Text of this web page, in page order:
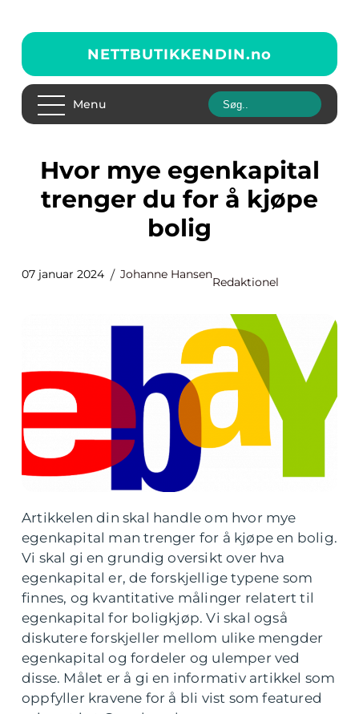
NETTBUTIKKENDIN.no
Menu
Hvor mye egenkapital
trenger du for å kjøpe
bolig
07 januar 2024 Johanne Hansen
Redaktionel
Artikkelen din skal handle om hvor mye
egenkapital man trenger for å kjøpe en bolig.
Vi skal gi en grundig oversikt over hva
egenkapital er, de forskjellige typene som
finnes, og kvantitative målinger relatert til
egenkapital for boligkjøp. Vi skal også
diskutere forskjeller mellom ulike mengder
egenkapital og fordeler og ulemper ved
disse. Målet er å gi en informativ artikkel som
oppfyller kravene for å bli vist som featured